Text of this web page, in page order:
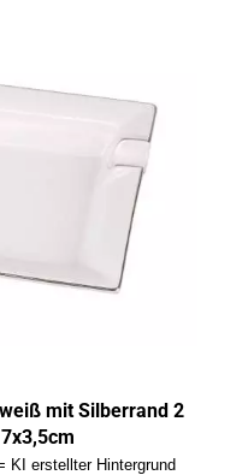
mit Silberrand 2
erstellter Hintergrund